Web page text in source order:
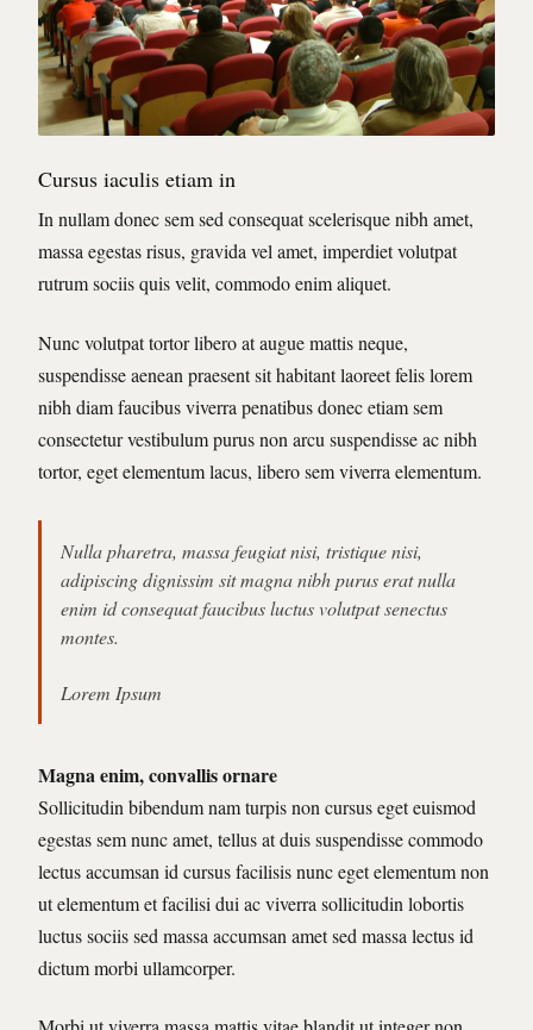
Cursus iaculis etiam in
In nullam donec sem sed consequat scelerisque nibh amet,
massa egestas risus, gravida vel amet, imperdiet volutpat
rutrum sociis quis velit, commodo enim aliquet.
Nunc volutpat tortor libero at augue mattis neque,
suspendisse aenean praesent sit habitant laoreet felis lorem
nibh diam faucibus viverra penatibus donec etiam sem
consectetur vestibulum purus non arcu suspendisse ac nibh
tortor, eget elementum lacus, libero sem viverra elementum.
Nulla pharetra, massa feugiat nisi, tristique nisi,
adipiscing dignissim sit magna nibh purus erat nulla
enim id consequat faucibus luctus volutpat senectus
montes.
Lorem Ipsum
Magna enim, convallis ornare
Sollicitudin bibendum nam turpis non cursus eget euismod
egestas sem nunc amet, tellus at duis suspendisse commodo
lectus accumsan id cursus facilisis nunc eget elementum non
ut elementum et facilisi dui ac viverra sollicitudin lobortis
luctus sociis sed massa accumsan amet sed massa lectus id
dictum morbi ullamcorper.